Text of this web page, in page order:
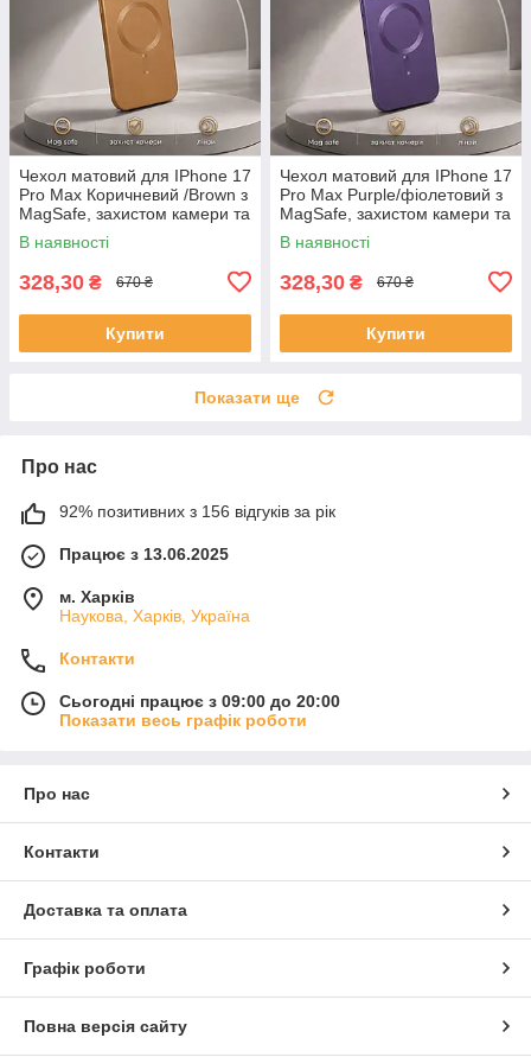
Чехол матовий для IPhone 17
Pro Max Коричневий /Brown з
MagSafe, захистом камери та
лінз
В наявності
328,30 ₴ 670 ₴
Купити
Чехол матовий для IPhone 17
Pro Max Purple/фіолетовий з
MagSafe, захистом камери та
лінз
В наявності
328,30 ₴ 670 ₴
Купити
Показати ще
Про нас
92% позитивних з 156 відгуків за рік
Працює з 13.06.2025
м. Харків
Наукова, Харків, Україна
Контакти
Сьогодні працює з 09:00 до 20:00
Показати весь графік роботи
Про нас
Контакти
Доставка та оплата
Графік роботи
Повна версія сайту